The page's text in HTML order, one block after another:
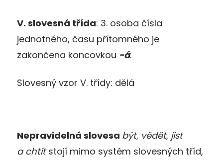
V. slovesná třída: 3. osoba čísla
jednotného, času přítomného je
zakončena koncovkou -á.
Slovesný vzor V. třídy: dělá
Nepravidelná slovesa být, vědět, jíst
a chtítstojí mimo systém slovesných tříd,